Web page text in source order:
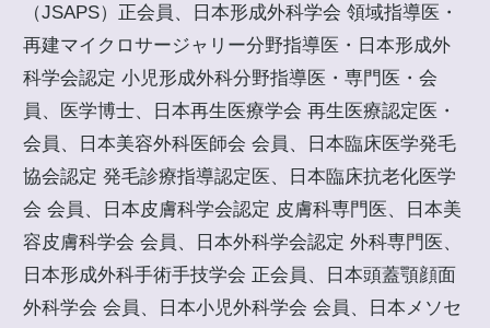
（JSAPS）正会員、日本形成外科学会 領域指導医・
再建マイクロサージャリー分野指導医・日本形成外
科学会認定 小児形成外科分野指導医・専門医・会
員、医学博士、日本再生医療学会 再生医療認定医・
会員、日本美容外科医師会 会員、日本臨床医学発毛
協会認定 発毛診療指導認定医、日本臨床抗老化医学
会 会員、日本皮膚科学会認定 皮膚科専門医、日本美
容皮膚科学会 会員、日本外科学会認定 外科専門医、
日本形成外科手術手技学会 正会員、日本頭蓋顎顔面
外科学会 会員、日本小児外科学会 会員、日本メソセ